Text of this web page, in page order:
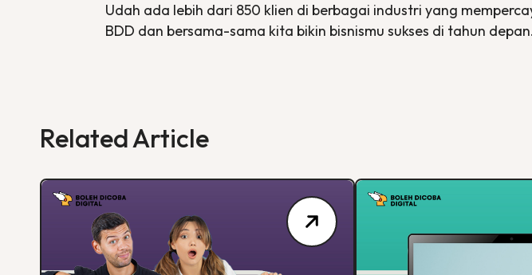
Udah ada lebih dari 850 klien di berbagai industri yang
BDD dan bersama-sama kita bikin bisnismu sukses di tahun depan.
Related Article